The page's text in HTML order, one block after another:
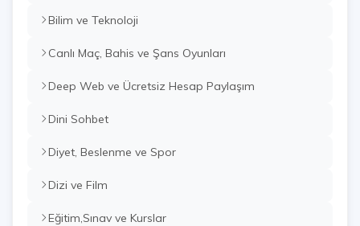
Bilim ve Teknoloji
Canlı Maç, Bahis ve Şans Oyunları
Deep Web ve Ücretsiz Hesap Paylaşım
Dini Sohbet
Diyet, Beslenme ve Spor
Dizi ve Film
Eğitim,Sınav ve Kurslar